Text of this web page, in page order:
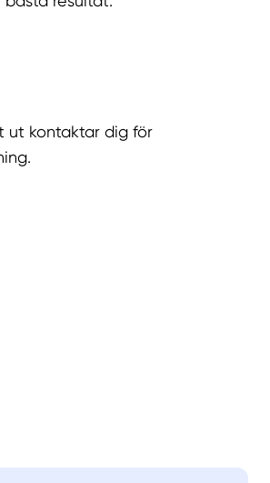
ut kontaktar dig för